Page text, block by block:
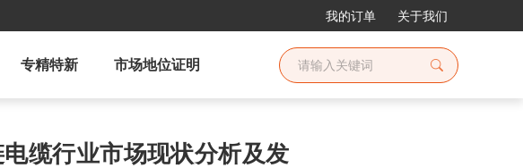
我的订单 关于我们
专精特新 市场地位证明
缆行业市场现状分析及发